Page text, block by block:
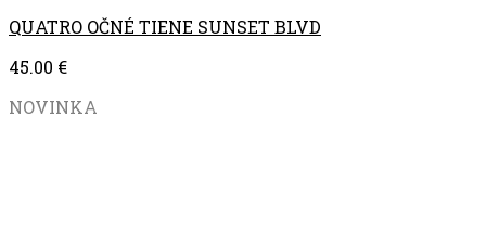
QUATRO OČNÉ TIENE SUNSET BLVD
45.00 €
NOVINKA